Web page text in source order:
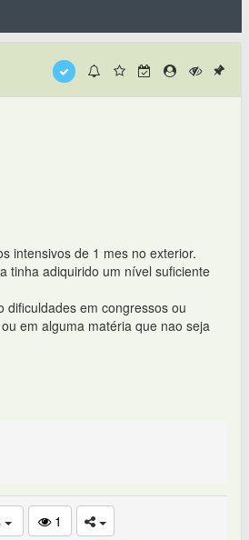
intensivos de 1 mes no exterior.
tinha adiquirido um nível suficiente
em congressos ou
em alguma matéria que nao seja
1